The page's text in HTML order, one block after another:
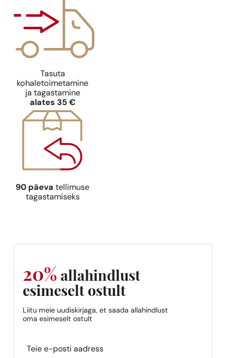
Tasuta
kohaletoimetamine
ja tagastamine
alates 35 €
90 päeva tellimuse
tagastamiseks
20% allahindlust
esimeselt ostult
Liitu meie uudiskirjaga, et saada allahindlust
oma esimeselt ostult
Section